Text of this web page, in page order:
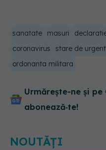
sanatate masuri
coronavirus
stare de
ordonanta militara
Urmărește-ne și pe
abonează‑te!
NOUTĂȚI